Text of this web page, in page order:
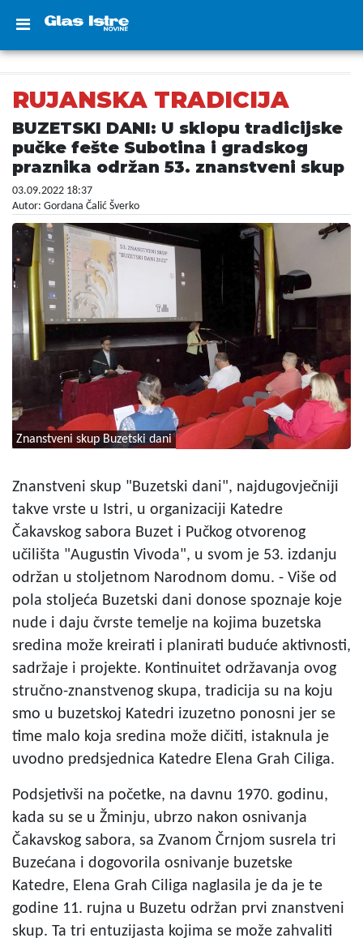
RUJANSKA TRADICIJA
BUZETSKI DANI: U sklopu tradicijske
pučke fešte Subotina i gradskog
praznika održan 53. znanstveni skup
03.09.2022 18:37
Autor: Gordana Čalić Šverko
Znanstveni skup Buzetski dani
Znanstveni skup "Buzetski dani", najdugovječniji
takve vrste u Istri, u organizaciji Katedre
Čakavskog sabora Buzet i Pučkog otvorenog
učilišta "Augustin Vivoda", u svom je 53. izdanju
održan u stoljetnom Narodnom domu. - Više od
pola stoljeća Buzetski dani donose spoznaje koje
nude i daju čvrste temelje na kojima buzetska
sredina može kreirati i planirati buduće aktivnosti,
sadržaje i projekte. Kontinuitet održavanja ovog
stručno-znanstvenog skupa, tradicija su na koju
smo u buzetskoj Katedri izuzetno ponosni jer se
time malo koja sredina može dičiti, istaknula je
uvodno predsjednica Katedre Elena Grah Ciliga.
Podsjetivši na početke, na davnu 1970. godinu,
kada su se u Žminju, ubrzo nakon osnivanja
Čakavskog sabora, sa Zvanom Črnjom susrela tri
Buzećana i dogovorila osnivanje buzetske
Katedre, Elena Grah Ciliga naglasila je da je te
godine 11. rujna u Buzetu održan prvi znanstveni
skup. Ta tri entuzijasta kojima se može zahvaliti